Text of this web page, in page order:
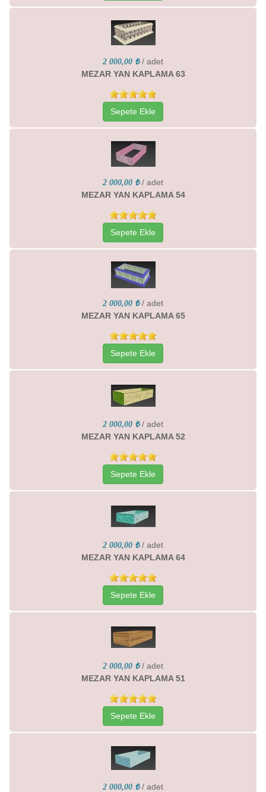
2 000,00 ₺ / adet
MEZAR YAN KAPLAMA 63
Sepete Ekle
2 000,00 ₺ / adet
MEZAR YAN KAPLAMA 54
Sepete Ekle
2 000,00 ₺ / adet
MEZAR YAN KAPLAMA 65
Sepete Ekle
2 000,00 ₺ / adet
MEZAR YAN KAPLAMA 52
Sepete Ekle
2 000,00 ₺ / adet
MEZAR YAN KAPLAMA 64
Sepete Ekle
2 000,00 ₺ / adet
MEZAR YAN KAPLAMA 51
Sepete Ekle
2 000,00 ₺ / adet